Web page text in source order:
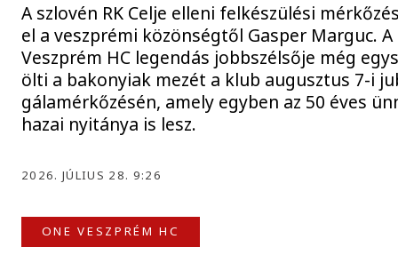
A szlovén RK Celje elleni felkészülési
el a veszprémi közönségtől Gasper Marguc. A
Veszprém HC legendás jobbszélsője még
ölti a bakonyiak mezét a klub augusztus 7-i
gálamérkőzésén, amely egyben az 50 éves
hazai nyitánya is lesz.
2026. JÚLIUS 28. 9:26
ONE VESZPRÉM HC